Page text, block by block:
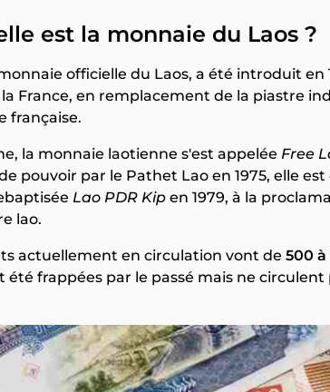
est la monnaie du Laos ?
officielle du Laos, a été introduit
la France, en remplacement de la piastre
française.
la monnaie laotienne s'est appelée Free
pouvoir par le Pathet Lao en 1975, elle
Lao PDR Kip en 1979, à la
lao.
actuellement en circulation vont de 500 à
été frappées par le passé mais ne